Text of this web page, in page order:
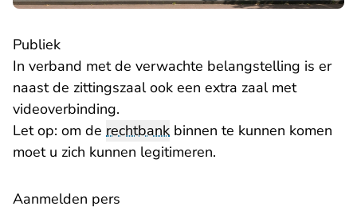
Publiek
In verband met de verwachte belangstelling is er
naast de zittingszaal ook een extra zaal met
videoverbinding.
Let op: om de rechtbank binnen te kunnen komen
moet u zich kunnen legitimeren.
Aanmelden pers